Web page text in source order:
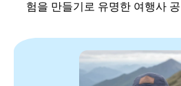
험을 만들기로 유명한 여행사